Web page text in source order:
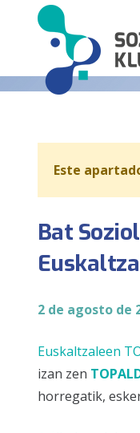
Este
Bat
2 de agosto de
Euskaltzaleen
izan zen
horregatik,